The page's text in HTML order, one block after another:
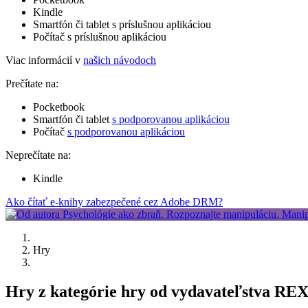
Kindle
Smartfón či tablet s príslušnou aplikáciou
Počítač s príslušnou aplikáciou
Viac informácií v našich návodoch
Prečítate na:
Pocketbook
Smartfón či tablet s podporovanou aplikáciou
Počítač s podporovanou aplikáciou
Neprečítate na:
Kindle
Ako čítať e-knihy zabezpečené cez Adobe DRM?
Hry
Hry z kategórie hry od vydavateľstva